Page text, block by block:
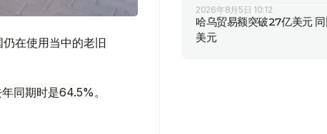
在使用当中的老旧
同期时是64.5%。
2026年8月5日 10:12
哈乌贸易额突破27亿美元
美元